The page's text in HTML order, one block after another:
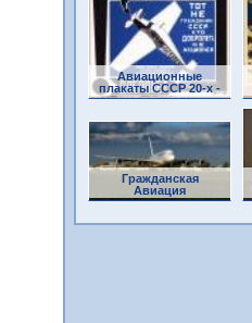
Авиационные
плакаты СССР 20-х -
30-х годов
Гражданская
Авиация